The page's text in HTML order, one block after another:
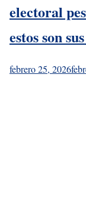
electoral
estos son
febrero 25, 2026